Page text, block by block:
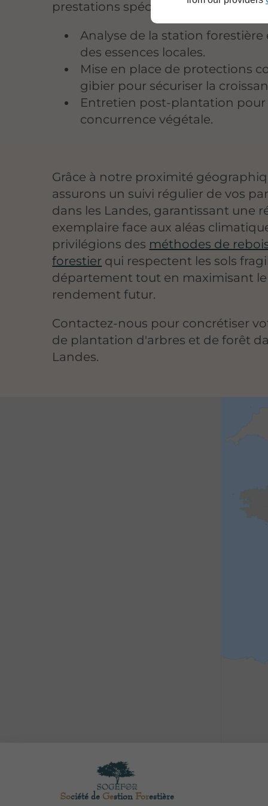
prestations spécifiques :
Analyse de la station forestière
des essences locales.
Mise en place de protections
gibier pour sécuriser la
Entretien post-plantation pour
concurrence végétale.
Grâce à notre proximité
assurons un suivi régulier de vos
dans les Landes, garantissant une
exemplaire face aux aléas
privilégions des méthodes de
forestier qui respectent les sols
département tout en maximisant le
rendement futur.
Contactez-nous pour concrétiser
de plantation d'arbres et de forêt
Landes.
Société de Gestion Forestière